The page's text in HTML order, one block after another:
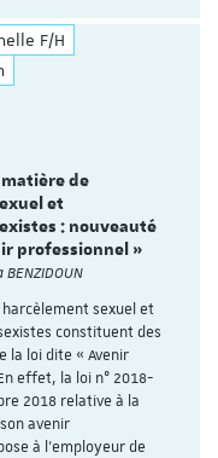
F/H
de
et
: nouveauté
professionnel »
sexuel et
constituent des
la loi dite « Avenir
effet, la loi n° 2018-
2018 relative à la
avenir
à l’employeur de